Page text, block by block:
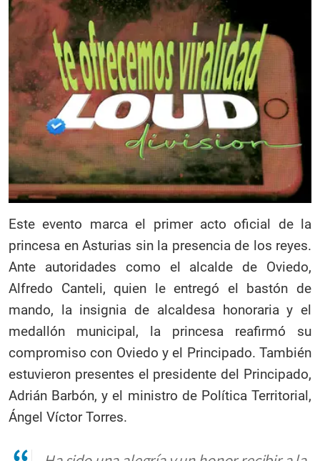
Este evento marca el primer acto oficial de la
princesa en Asturias sin la presencia de los reyes.
Ante autoridades como el alcalde de Oviedo,
Alfredo Canteli, quien le entregó el bastón de
mando, la insignia de alcaldesa honoraria y el
medallón municipal, la princesa reafirmó su
compromiso con Oviedo y el Principado. También
estuvieron presentes el presidente del Principado,
Adrián Barbón, y el ministro de Política Territorial,
Ángel Víctor Torres.